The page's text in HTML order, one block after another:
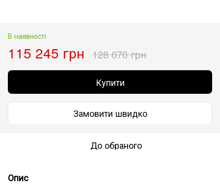
В наявності
115 245 грн 128 070 грн
Купити
Замовити швидко
До обраного
Опис